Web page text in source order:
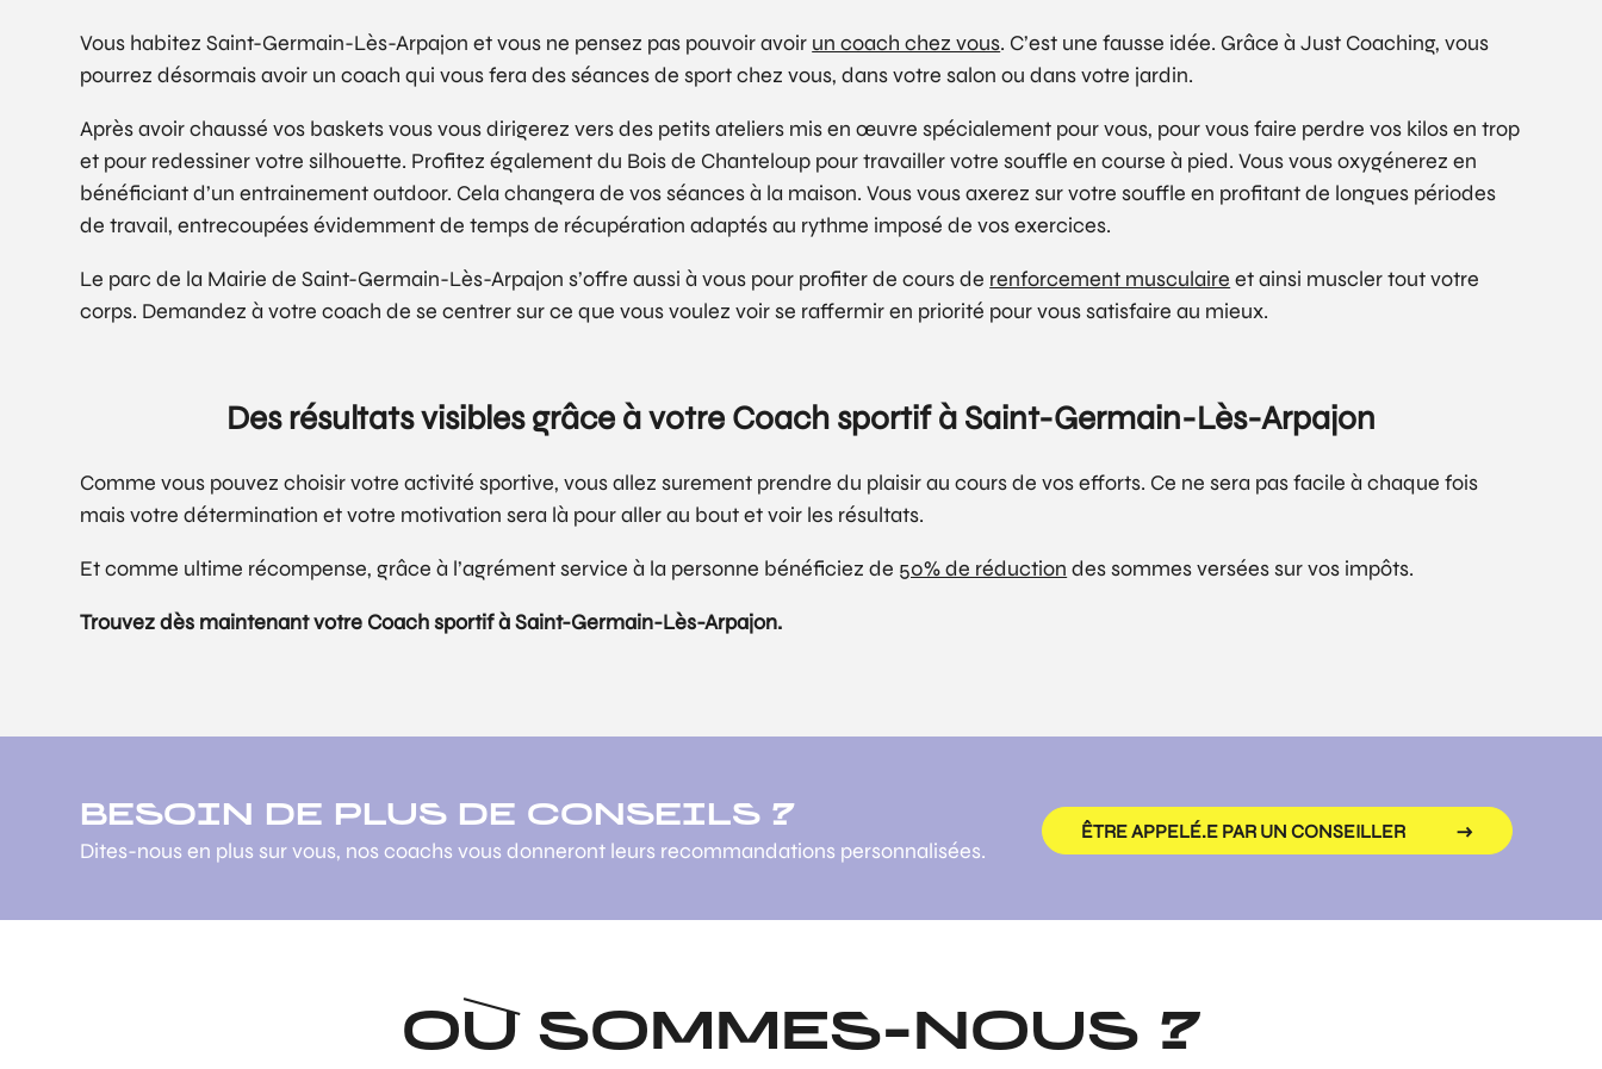
Vous habitez Saint-Germain-Lès-Arpajon et vous ne pensez pas pouvoir avoir un coach chez vous. C’est une fausse idée. Grâce à Just Coaching, vous
pourrez désormais avoir un coach qui vous fera des séances de sport chez vous, dans votre salon ou dans votre jardin.
Après avoir chaussé vos baskets vous vous dirigerez vers des petits ateliers mis en œuvre spécialement pour vous, pour vous faire perdre vos kilos en trop
et pour redessiner votre silhouette. Profitez également du Bois de Chanteloup pour travailler votre souffle en course à pied. Vous vous oxygénerez en
bénéficiant d’un entrainement outdoor. Cela changera de vos séances à la maison. Vous vous axerez sur votre souffle en profitant de longues périodes
de travail, entrecoupées évidemment de temps de récupération adaptés au rythme imposé de vos exercices.
Le parc de la Mairie de Saint-Germain-Lès-Arpajon s’offre aussi à vous pour profiter de cours de renforcement musculaire et ainsi muscler tout votre
corps. Demandez à votre coach de se centrer sur ce que vous voulez voir se raffermir en priorité pour vous satisfaire au mieux.
Des résultats visibles grâce à votre Coach sportif à Saint-Germain-Lès-Arpajon
Comme vous pouvez choisir votre activité sportive, vous allez surement prendre du plaisir au cours de vos efforts. Ce ne sera pas facile à chaque fois
mais votre détermination et votre motivation sera là pour aller au bout et voir les résultats.
Et comme ultime récompense, grâce à l’agrément service à la personne bénéficiez de 50% de réduction des sommes versées sur vos impôts.
Trouvez dès maintenant votre Coach sportif à Saint-Germain-Lès-Arpajon.
BESOIN DE PLUS DE CONSEILS ?
Dites-nous en plus sur vous, nos coachs vous donneront leurs recommandations personnalisées.
ÊTRE APPELÉ.E PAR UN CONSEILLER
OÙ SOMMES-NOUS ?